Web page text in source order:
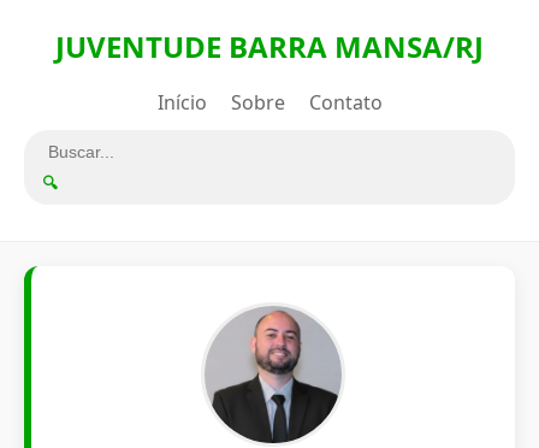
JUVENTUDE BARRA MANSA/RJ
Início Sobre Contato
🔍